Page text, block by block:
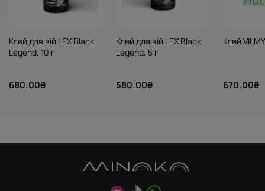
Клей для вій LEX Black
Legend, 10 г
680.00₴
Клей для вій LEX Black
Legend, 5 г
580.00₴
Клей
670.00₴